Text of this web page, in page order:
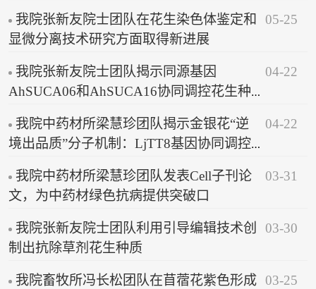
我院张新友院士团队在花生染色体鉴定和
显微分离技术研究方面取得新进展
05-25
我院张新友院士团队揭示同源基因
AhSUCA06和AhSUCA16协同调控花生种
助力花生优质品种精准改良
04-22
我院中药材所梁慧珍团队揭示金银花“逆
境出品质”分子机制：LjTT8基因协同调控
04-22
我院中药材所梁慧珍团队发表Cell子刊论
文，为中药材绿色抗病提供突破口
03-31
我院张新友院士团队利用引导编辑技术创
制出抗除草剂花生种质
03-30
我院畜牧所冯长松团队在苜蓿花紫色形成 03-25